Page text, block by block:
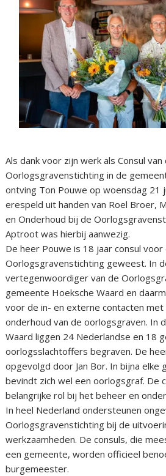
Als dank voor zijn werk als Consul van
Oorlogsgravenstichting in de
ontving Ton Pouwe op woensdag 21
erespeld uit handen van Roel Broer,
en Onderhoud bij de
Aptroot was hierbij aanwezig.
De heer Pouwe is 18 jaar consul voor
Oorlogsgravenstichting geweest. In
vertegenwoordiger van de
gemeente Hoeksche Waard en
voor de in- en externe contacten
onderhoud van de oorlogsgraven. In
Waard liggen 24 Nederlandse en 18
oorlogsslachtoffers begraven. De
opgevolgd door Jan Bor. In bijna elke
bevindt zich wel een oorlogsgraf. De
belangrijke rol bij het beheer en
In heel Nederland ondersteunen
Oorlogsgravenstichting bij de
werkzaamheden. De consuls, die
een gemeente, worden officieel
burgemeester.